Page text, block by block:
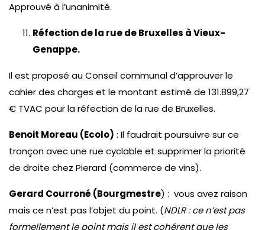
Approuvé à l’unanimité.
Réfection de la rue de Bruxelles à Vieux-
Genappe.
Il est proposé au Conseil communal d’approuver le
cahier des charges et le montant estimé de 131.899,27
€ TVAC pour la réfection de la rue de Bruxelles.
Benoit Moreau (Ecolo) : Il faudrait poursuivre sur ce
tronçon avec une rue cyclable et supprimer la priorité
de droite chez Pierard (commerce de vins).
Gerard Courroné (Bourgmestre) : vous avez raison
mais ce n’est pas l’objet du point. (NDLR : ce n’est pas
formellement le point mais il est cohérent que les